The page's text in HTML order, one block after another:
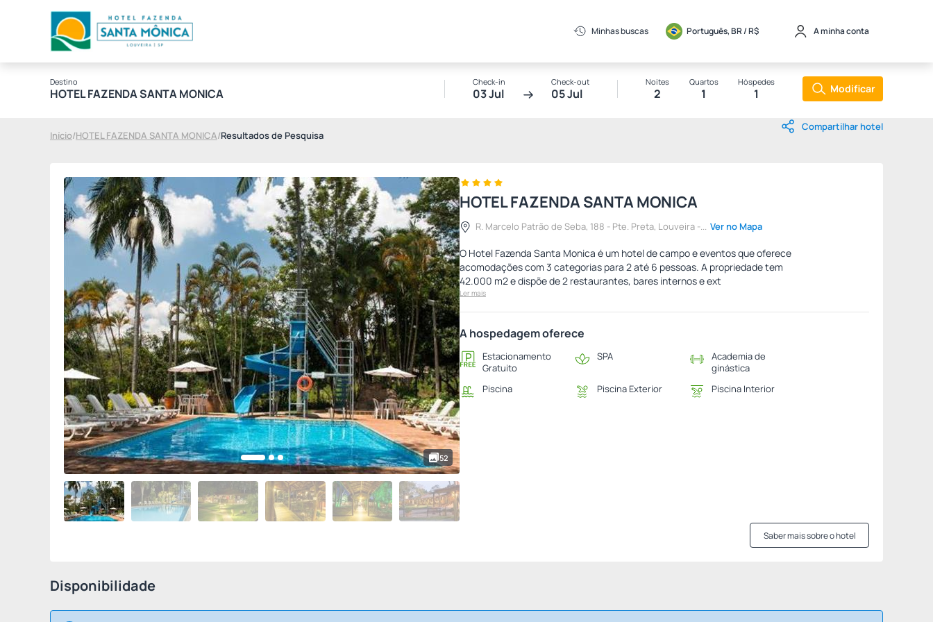
Minhas buscas Português, BR / R$ A minha conta
Destino
HOTEL FAZENDA SANTA MONICA
Check-in
03 Jul
Check-out
05 Jul
Noites
2
Quartos
1
Hóspedes
1 Modificar
Início/HOTEL FAZENDA SANTA MONICA/Resultados de Pesquisa
Compartilhar hotel
52
HOTEL FAZENDA SANTA MONICA
R. Marcelo Patrão de Seba, 188 - Pte. Preta, Louveira -... Ver no Mapa
O Hotel Fazenda Santa Monica é um hotel de campo e eventos que oferece
acomodações com 3 categorias para 2 até 6 pessoas. A propriedade tem
42.000 m2 e dispõe de 2 restaurantes, bares internos e ext
Ler mais
A hospedagem oferece
Estacionamento
Gratuito
SPA
Academia de
ginástica
Piscina
Piscina Exterior Piscina Interior
Saber mais sobre o hotel
Disponibilidade